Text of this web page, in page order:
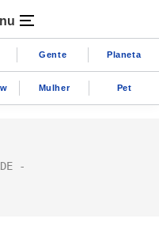
Gente Planeta
Mulher Pet